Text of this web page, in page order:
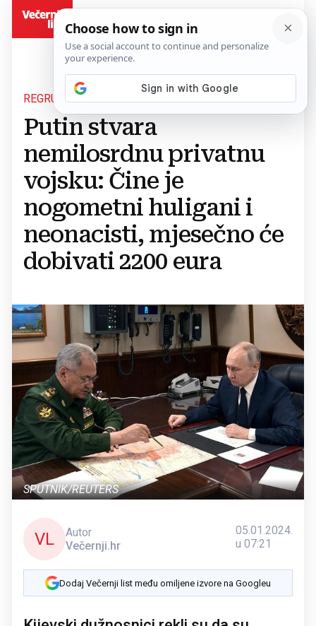
REGRUTACIJA U TIJEKU
Putin stvara
nemilosrdnu privatnu
vojsku: Čine je
nogometni huligani i
neonacisti, mjesečno će
dobivati 2200 eura
SPUTNIK/REUTERS
VL
Autor
Večernji.hr
05.01.2024.
u 07:21
Dodaj Večernji list među omiljene izvore na Googleu